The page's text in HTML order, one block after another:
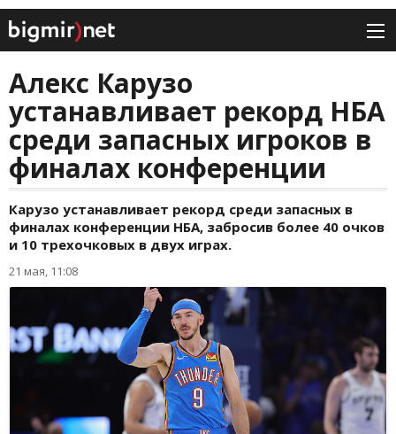
Алекс Карузо
устанавливает рекорд НБА
среди запасных игроков в
финалах конференции
Карузо устанавливает рекорд среди запасных в
финалах конференции НБА, забросив более 40 очков
и 10 трехочковых в двух играх.
21 мая, 11:08